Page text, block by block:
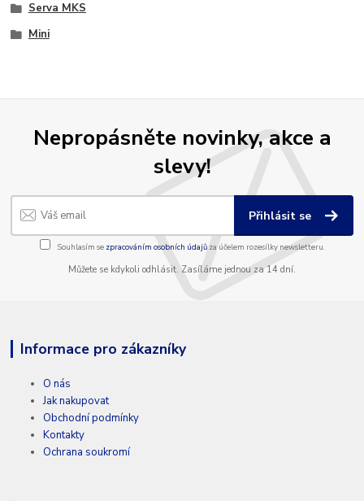
Serva MKS
Mini
Nepropásněte novinky, akce a
slevy!
Přihlásit se
Souhlasím se zpracováním osobních údajůza účelem rozesílky newsletteru.
Můžete se kdykoli odhlásit. Zasíláme jednou za 14 dní.
Informace pro zákazníky
O nás
Jak nakupovat
Obchodní podmínky
Kontakty
Ochrana soukromí